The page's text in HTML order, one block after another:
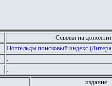
Ссылки на
Нотгельды поисковый индекс
.
.
издание